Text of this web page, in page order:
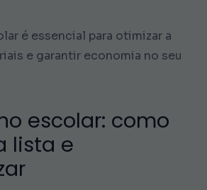
é essencial para otimizar a
e garantir economia no seu
escolar: como
lista e